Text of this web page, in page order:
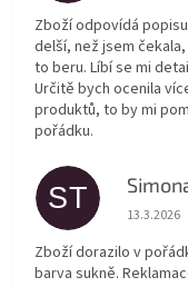
Zboží odpovídá
delší, než jsem
to beru. Líbí se mi
Určitě bych ocenila
produktů, to by mi
pořádku.
ST
13.3.2026
Zboží dorazilo v
barva sukně.